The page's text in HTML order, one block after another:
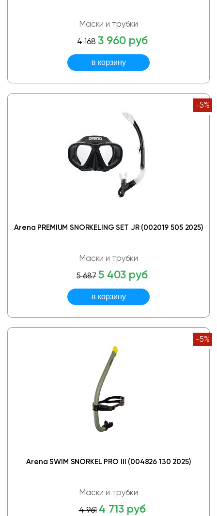
Маски и трубки
4 168 3 960 руб
-5%
Arena PREMIUM SNORKELING SET JR (002019 505 2025)
Маски и трубки
5 687 5 403 руб
-5%
Arena SWIM SNORKEL PRO III (004826 130 2025)
Маски и трубки
4 961 4 713 руб